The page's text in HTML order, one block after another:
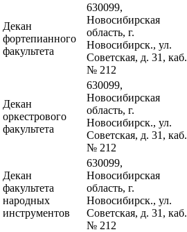
Декан
фортепианного
факультета
630099,
Новосибирская
область, г.
Новосибирск., ул.
Советская, д. 31, каб.
№ 212
Декан
оркестрового
факультета
630099,
Новосибирская
область, г.
Новосибирск., ул.
Советская, д. 31, каб.
№ 212
Декан
факультета
народных
инструментов
630099,
Новосибирская
область, г.
Новосибирск., ул.
Советская, д. 31, каб.
№ 212